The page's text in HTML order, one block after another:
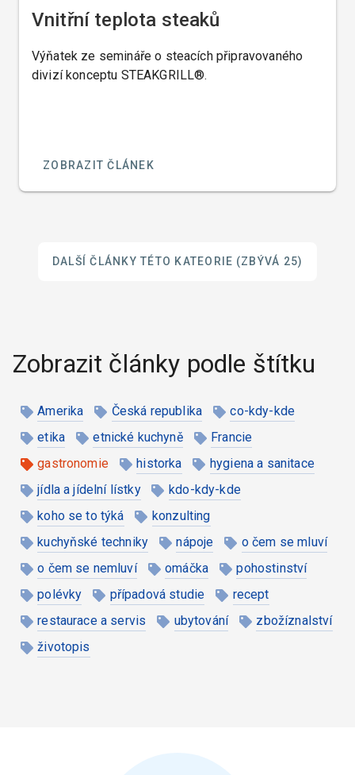
Vnitřní teplota steaků
Výňatek ze semináře o steacích připravovaného
divizí konceptu STEAKGRILL®.
ZOBRAZIT ČLÁNEK
DALŠÍ ČLÁNKY TÉTO KATEORIE (ZBÝVÁ 25)
Zobrazit články podle štítku
Amerika Česká republika
co-kdy-kde
etika
etnické kuchyně
Francie
gastronomie
historka
hygiena a sanitace
jídla a jídelní lístky
kdo-kdy-kde
koho se to týká
konzulting
kuchyňské techniky
nápoje
o čem se mluví
o čem se nemluví
omáčka
pohostinství
polévky
případová studie
recept
restaurace a servis
ubytování
zbožíznalství
životopis